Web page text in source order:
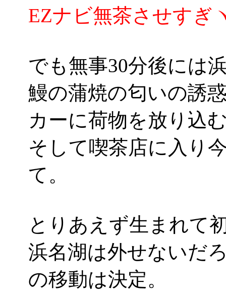
EZナビ無茶させすぎ
でも無事30分後には
鰻の蒲焼の匂いの誘
カーに荷物を放り込
そして喫茶店に入り
て。
とりあえず生まれて
浜名湖は外せないだ
の移動は決定。